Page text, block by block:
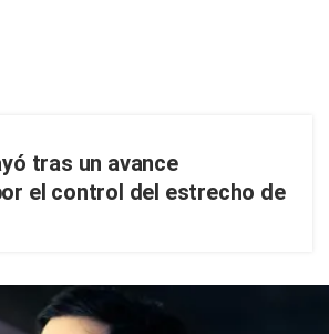
tras un avance
el control del estrecho de